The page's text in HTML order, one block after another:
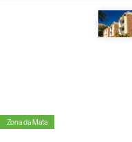
Zona da Mata